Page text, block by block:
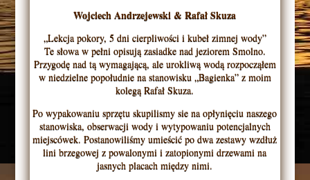
Wojciech Andrzejewski & Rafał Skuza
„Lekcja pokory, 5 dni cierpliwości i kubeł zimnej wody”
Te słowa w pełni opisują zasiadke nad jeziorem Smolno.
Przygodę nad tą wymagającą, ale urokliwą wodą rozpocząłem
w niedzielne popołudnie na stanowisku „Bagienka” z moim
kolegą Rafał Skuza.
Po wypakowaniu sprzętu skupilismy sie na opłynięciu naszego
stanowiska, obserwacji wody i wytypowaniu potencjalnych
miejscówek. Postanowiliśmy umieścić po dwa zestawy wzdłuż
lini brzegowej z powalonymi i zatopionymi drzewami na
jasnych placach między nimi.